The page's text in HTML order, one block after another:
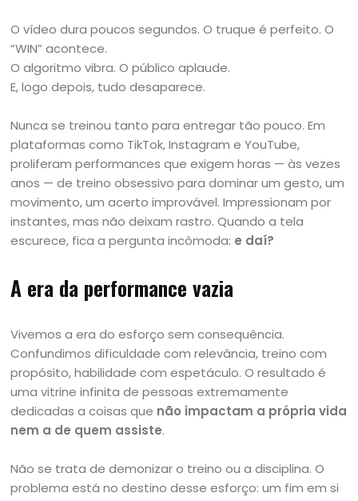
O vídeo dura poucos segundos. O truque é perfeito. O
“WIN” acontece.
O algoritmo vibra. O público aplaude.
E, logo depois, tudo desaparece.
Nunca se treinou tanto para entregar tão pouco. Em
plataformas como TikTok, Instagram e YouTube,
proliferam performances que exigem horas — às vezes
anos — de treino obsessivo para dominar um gesto, um
movimento, um acerto improvável. Impressionam por
instantes, mas não deixam rastro. Quando a tela
escurece, fica a pergunta incômoda: e daí?
A era da performance vazia
Vivemos a era do esforço sem consequência.
Confundimos dificuldade com relevância, treino com
propósito, habilidade com espetáculo. O resultado é
uma vitrine infinita de pessoas extremamente
dedicadas a coisas que não impactam a própria vida
nem a de quem assiste.
Não se trata de demonizar o treino ou a disciplina. O
problema está no destino desse esforço: um fim em si